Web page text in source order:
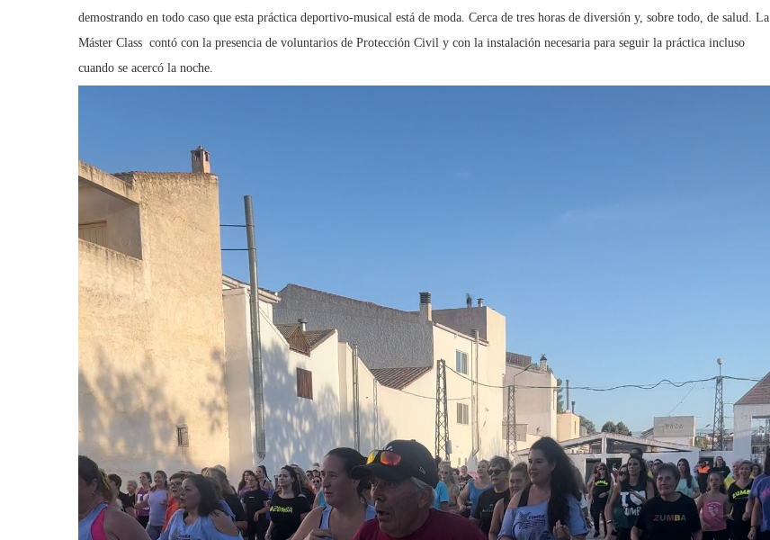
demostrando en todo caso que esta práctica deportivo-musical está de moda. Cerca de tres horas de diversión y, sobre todo, de salud. La
Máster Class contó con la presencia de voluntarios de Protección Civil y con la instalación necesaria para seguir la práctica incluso
cuando se acercó la noche.